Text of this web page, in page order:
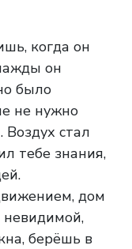
когда он
он
было
не нужно
Воздух стал
тебе знания,
дом
берёшь в